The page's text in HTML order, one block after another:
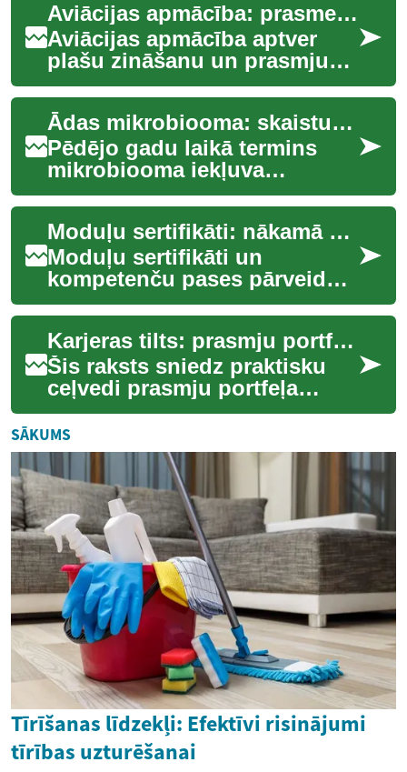
Aviācijas apmācība: prasmes, karjeras ceļi un izglītība
Aviācijas apmācība aptver
plašu zināšanu un prasmju
kopumu, kas nepieciešams
drošai un efektīvai darbībai
gaisa trans...
Ādas mikrobiooma: skaistuma zinātne un prakse
Pēdējo gadu laikā termins
mikrobiooma iekļuva
skaistuma sarunās kā jauns
skaistumkopšanas ceļvedis
— tas sola sapratn...
Moduļu sertifikāti: nākamā karjeras arhitektūra
Moduļu sertifikāti un
kompetenču pases pārveido
karjeras maršrutus. Tie ļauj
būvēt pielāgojamas
kvalifikācijas no maz...
Karjeras tilts: prasmju portfelis pārejām
Šis raksts sniedz praktisku
ceļvedi prasmju portfeļa
izveidei. Tas palīdz pārvērst
dažādu darbu pieredzi par
konkrētā...
SĀKUMS
Tīrīšanas līdzekļi: Efektīvi risinājumi
tīrības uzturēšanai